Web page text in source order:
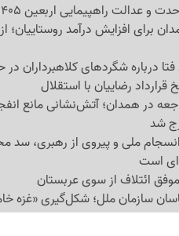
عدالت راهپیمایی اربعین 1405 به جهان
برای افزایش درآمد روستاییان؛ از
درباره شگردهای کلاهبرداران
قرارداد رضاییان با استقلال
در همدان؛ آتش‌نشانی مانع
شد
ملی و پیروی از رهبری، سد
است
ائتلاف از سوی عربستان
سازمان ملل؛ شکل‌گیری «غزه‌